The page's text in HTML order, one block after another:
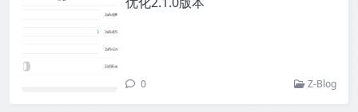
0 Z-Blog